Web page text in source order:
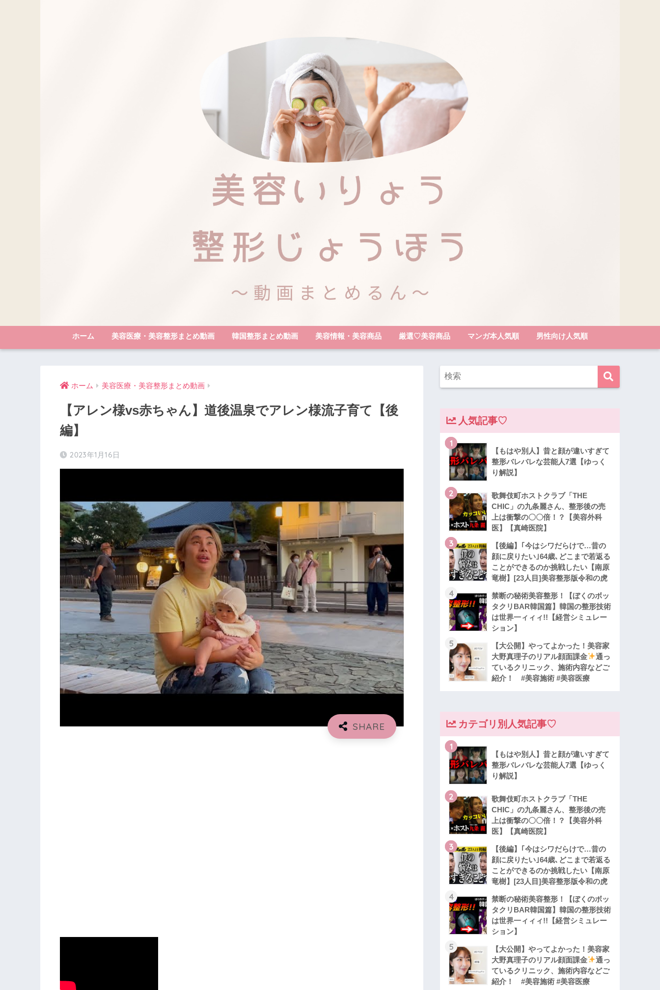
ホーム 美容医療・美容整形まとめ動画 韓国整形まとめ動画 美容情報・美容商品 厳選♡美容商品 マンガ本人気順 男性向け人気順
ホーム 美容医療・美容整形まとめ動画
【アレン様vs赤ちゃん】道後温泉でアレン様流子育て【後
編】
2023年1月16日
人気記事♡
1
【もはや別人】昔と顔が違いすぎて
整形バレバレな芸能人7選【ゆっく
り解説】
2
歌舞伎町ホストクラブ「THE
CHIC」の九条麗さん、整形後の売
上は衝撃の〇〇倍！？【美容外科
医】【真崎医院】
3
【後編】｢今はシワだらけで…昔の
顔に戻りたい｣64歳､どこまで若返る
ことができるのか挑戦したい【南原
竜樹】[23人目]美容整形版令和の虎
4
禁断の秘術美容整形！【ぼくのボッ
タクリBAR韓国篇】韓国の整形技術
は世界一ィィィ!!【経営シミュレー
ション】
5
【大公開】やってよかった！美容家
大野真理子のリアル顔面課金
通っ
ているクリニック、施術内容などご
紹介！ #美容施術 #美容医療
カテゴリ別人気記事♡
1
【もはや別人】昔と顔が違いすぎて
整形バレバレな芸能人7選【ゆっく
り解説】
2
歌舞伎町ホストクラブ「THE
CHIC」の九条麗さん、整形後の売
上は衝撃の〇〇倍！？【美容外科
医】【真崎医院】
3
【後編】｢今はシワだらけで…昔の
顔に戻りたい｣64歳､どこまで若返る
ことができるのか挑戦したい【南原
竜樹】[23人目]美容整形版令和の虎
4
禁断の秘術美容整形！【ぼくのボッ
タクリBAR韓国篇】韓国の整形技術
は世界一ィィィ!!【経営シミュレー
ション】
5
【大公開】やってよかった！美容家
大野真理子のリアル顔面課金
通っ
ているクリニック、施術内容などご
紹介！ #美容施術 #美容医療